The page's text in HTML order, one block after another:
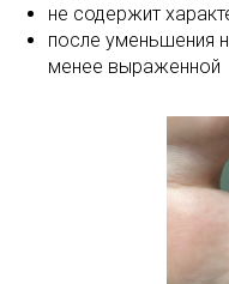
не содержит
после уменьшения
менее выраженной